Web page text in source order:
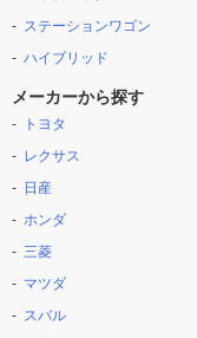
ステーションワゴン
ハイブリッド
メーカーから探す
トヨタ
レクサス
日産
ホンダ
三菱
マツダ
スバル